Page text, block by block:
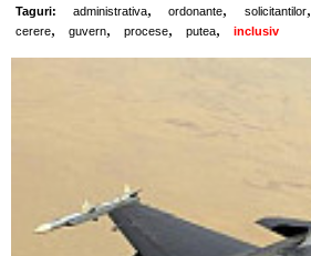
Taguri: administrativa, ordonante, solicitantilor,
cerere, guvern, procese, putea, inclusiv